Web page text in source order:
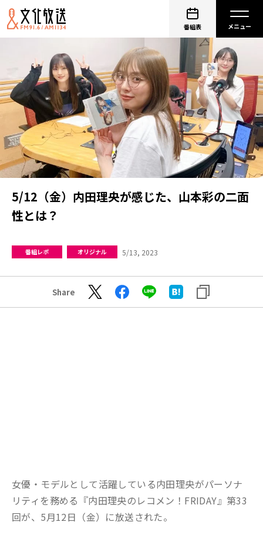
番組表
5/12（金）内田理央が感じた、山本彩の二面
性とは？
番組レポ オリジナル 5/13, 2023
Share
女優・モデルとして活躍している内田理央がパーソナ
リティを務める『内田理央のレコメン！FRIDAY』第33
回が、5月12日（金）に放送された。